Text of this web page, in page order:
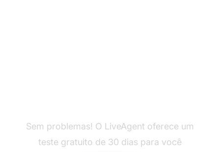
Sem problemas! O LiveAgent oferece um
teste gratuito de 30 dias para você